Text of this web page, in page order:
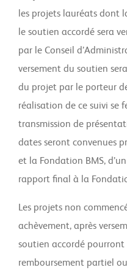
les projets lauréats dont
le soutien accordé sera
par le Conseil
versement du soutien
du projet par le porteur
réalisation de ce suivi se
transmission de
dates seront convenues
et la Fondation BMS,
rapport final à la
Les projets non
achèvement, après
soutien accordé pourront
remboursement partiel